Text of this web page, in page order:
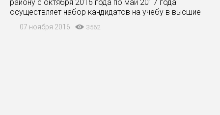
району с октября 2016 года по май 2017 года
осуществляет набор кандидатов на учебу в высшие
физически здоровых юношей, обучающихся в 11
07 ноября 2016 3562